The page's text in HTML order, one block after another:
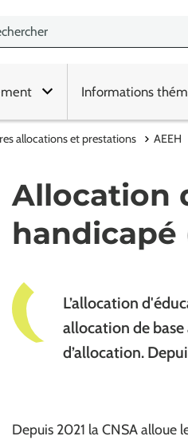
Informations
allocations et prestations AEEH
Allocation
handicapé
L’allocation
allocation de
d’allocation.
Depuis 2021 la CNSA alloue